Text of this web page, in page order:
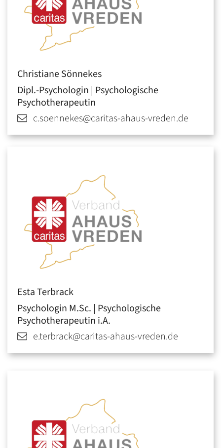
ChristianeSönnekes
Dipl.-Psychologin | Psychologische
Psychotherapeutin
c.soennekes@caritas-ahaus-vreden.de
EstaTerbrack
Psychologin M.Sc. | Psychologische
Psychotherapeutin i.A.
e.terbrack@caritas-ahaus-vreden.de